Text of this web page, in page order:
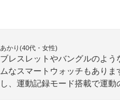
あかり(40代・女性)
ブレスレットやバングルのよ
ムなスマートウォッチもあり
し、運動記録モード搭載で運